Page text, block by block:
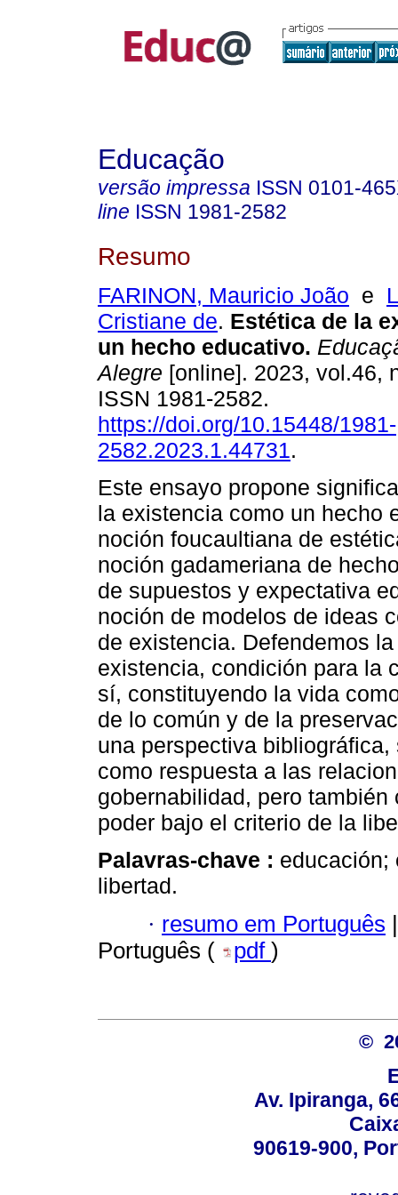
Educação
versão impressa ISSN 0101-
line ISSN 1981-2582
Resumo
FARINON, Mauricio João e
Cristiane de. Estética de la
un hecho educativo.
Alegre [online]. 2023, vol.46,
ISSN 1981-2582.
https://doi.org/10.15448/1981-
2582.2023.1.44731.
Este ensayo propone
la existencia como un hecho
noción foucaultiana de
noción gadameriana de
de supuestos y expectativa
noción de modelos de ideas
de existencia. Defendemos
existencia, condición para la
sí, constituyendo la vida
de lo común y de la
una perspectiva
como respuesta a las
gobernabilidad, pero
poder bajo el criterio de la
Palavras-chave : educación;
libertad.
· resumo em Português |
Português (
pdf )
©
Av. Ipiranga,
90619-900,